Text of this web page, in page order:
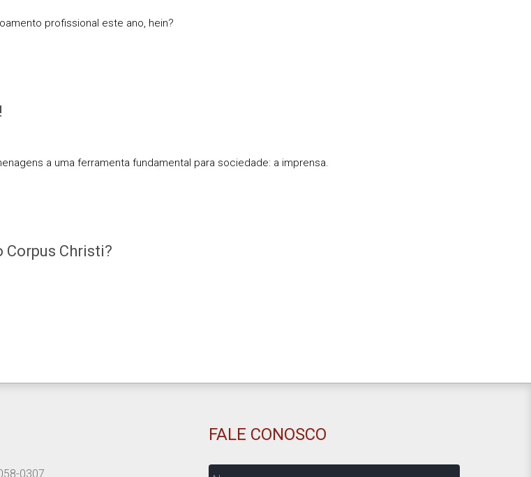
profissional este ano, hein?
a uma ferramenta fundamental para sociedade: a imprensa.
Corpus Christi?
0307
FALE CONOSCO
Nome